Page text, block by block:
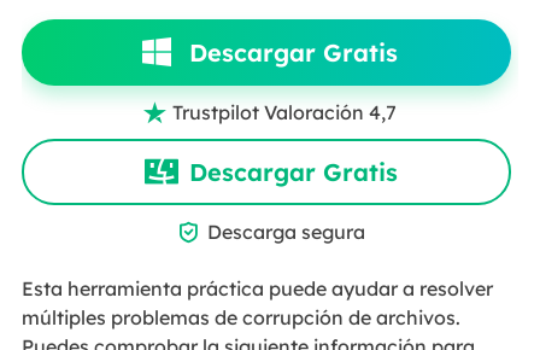
Descargar Gratis
 Trustpilot Valoración 4,7
Descargar Gratis
 Descarga segura
Esta herramienta práctica puede ayudar a resolver
múltiples problemas de corrupción de archivos.